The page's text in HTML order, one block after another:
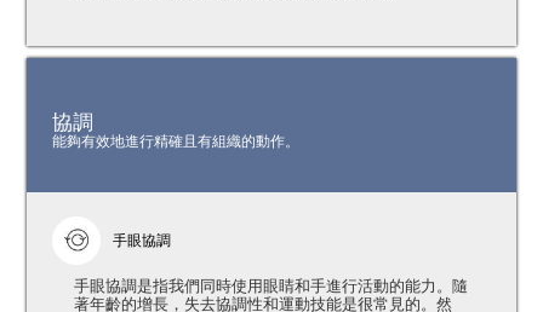
協調
能夠有效地進行精確且有組織的動作。
手眼協調
手眼協調是指我們同時使用眼睛和手進行活動的能力。隨
著年齡的增長，失去協調性和運動技能是很常見的。然